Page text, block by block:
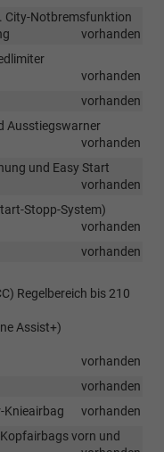
City-Notbremsfunktion
vorhanden
vorhanden
vorhanden
Ausstiegswarner
vorhanden
und Easy Start
vorhanden
Stopp-System)
vorhanden
vorhanden
Regelbereich bis 210
Assist+)
vorhanden
vorhanden
Knieairbag
vorhanden
vorn und